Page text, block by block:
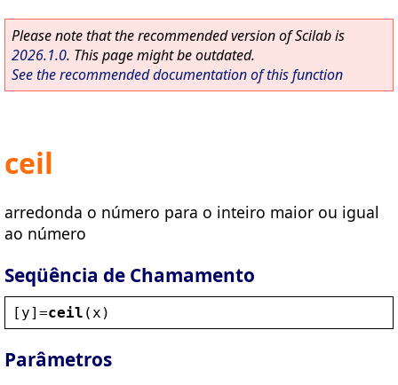
Please note that the recommended version of Scilab is
2026.1.0. This page might be outdated.
See the recommended documentation of this function
ceil
arredonda o número para o inteiro maior ou igual
ao número
Seqüência de Chamamento
[ y]=ceil ( x )
Parâmetros